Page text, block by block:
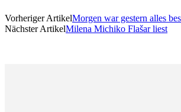
Vorheriger ArtikelMorgen war gestern alles
Nächster ArtikelMilena Michiko Flašar liest